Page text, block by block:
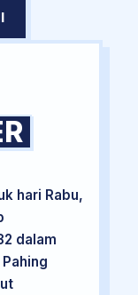
hari Rabu,
dalam